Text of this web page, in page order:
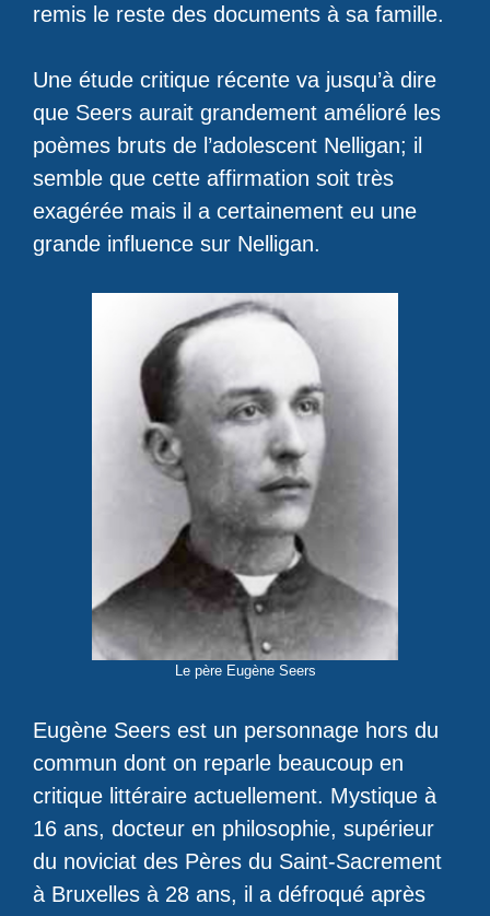
remis le reste des documents à sa famille.
Une étude critique récente va jusqu’à dire
que Seers aurait grandement amélioré les
poèmes bruts de l’adolescent Nelligan; il
semble que cette affirmation soit très
exagérée mais il a certainement eu une
grande influence sur Nelligan.
Le père Eugène Seers
Eugène Seers est un personnage hors du
commun dont on reparle beaucoup en
critique littéraire actuellement. Mystique à
16 ans, docteur en philosophie, supérieur
du noviciat des Pères du Saint-Sacrement
à Bruxelles à 28 ans, il a défroqué après